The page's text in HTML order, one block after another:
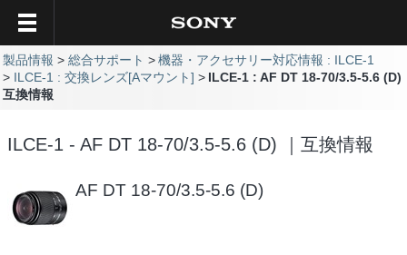
製品情報 総合サポート
機器・アクセサリー対応情報 : ILCE-1
ILCE-1 : 交換レンズ[Aマウント]
ILCE-1 : AF DT 18-70/3.5-5.6 (D)
互換情報
ILCE-1 - AF DT 18-70/3.5-5.6 (D) ｜互換情報
AF DT 18-70/3.5-5.6 (D)